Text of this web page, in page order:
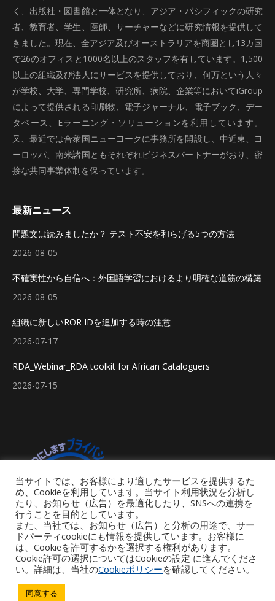
く、出版社・図書館と一体となり、アジア・パシフィックの研究
者、教育者、学生、医師、サーチャーなどに研究情報を提供して
きました。現在、全アジア及びオーストラリアを商圏とし13カ国
で26のオフィスと1000名以上のスタッフを有しています。1,500
以上の組織及び法人にサービスを提供しており、何万という人々
が学校、大学、専門学校、研究所、病院、企業等においてiGroup
によって提供される印刷物、電子ジャーナル、電子ブック、デー
タベース、Eラーニング・ソリューションを利用しています。
又、最近では合衆国ニューヨークに事務所を開設し、中近東、ヨ
ーロッパ、南米諸国ともそれぞれビジネスパートナーがおり、密
接な共同事業体制を保っています。
最新ニュース
問題文は読みましたか？ テスト不安を和らげる5つの方法
2026-08-05
不確実性から自信へ：外国語学習におけるより明確な道筋の構築
2026-08-05
組織に新しいROR IDを追加する時の注意
2026-07-17
RDA_Webinar_RDA toolkit for African Cataloguers
2026-07-15
Copyright © 2026 iGroup Japan. All rights reserved. Powered by iGroup
当サイトでは、お客様により適したサービスを提供するた
め、Cookieを利用しています。当サイト利用状況を分析し
たり、お知らせ（広告）を最適化したり、SNSへの連携を
行うことを目的としています。
また、当社では、お知らせ（広告）と分析の用途で、サー
ドパーティcookieにも情報を提供しています。お客様に
は、Cookieを許可するかを選択する権利があります。
Cookie許可の選択についてはCookieの設定 に進んでくださ
い。詳細は、当社のCookieポリシーを確認してください。
同意する